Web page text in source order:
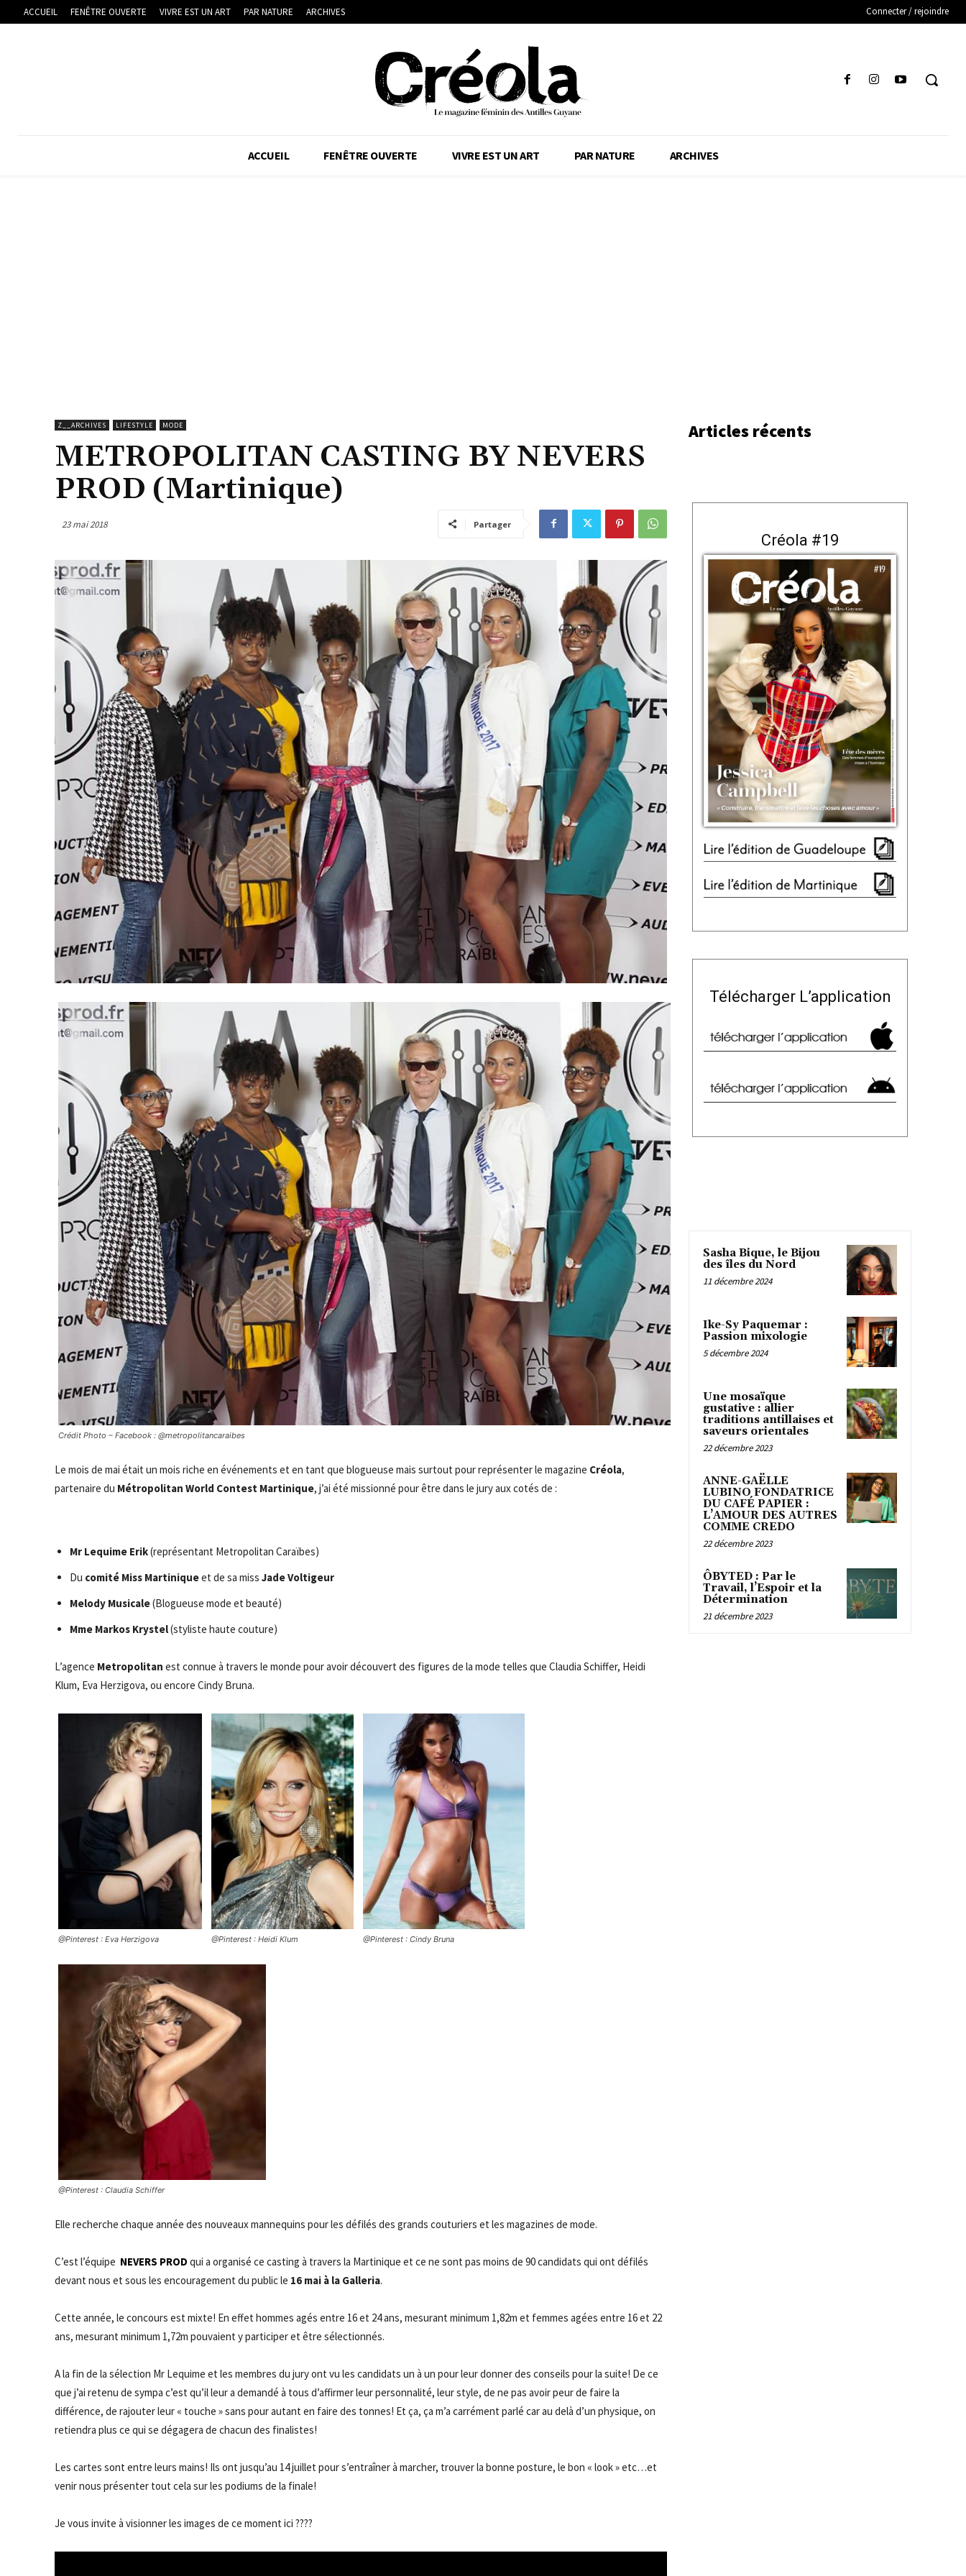
ACCUEIL FENÊTRE OUVERTE VIVRE EST UN ART PAR NATURE ARCHIVES Connecter / rejoindre
ACCUEIL FENÊTRE OUVERTE VIVRE EST UN ART PAR NATURE ARCHIVES
Z__ARCHIVES LIFESTYLE MODE
METROPOLITAN CASTING BY NEVERS
PROD (Martinique)
23 mai 2018 Partager
Crédit Photo – Facebook : @metropolitancaraibes
Le mois de mai était un mois riche en événements et en tant que blogueuse mais surtout pour représenter le magazine Créola,
partenaire du Métropolitan World Contest Martinique, j’ai été missionné pour être dans le jury aux cotés de :
Mr Lequime Erik(représentant Metropolitan Caraïbes)
Du comité Miss Martiniqueet de sa miss Jade Voltigeur
Melody Musicale(Blogueuse mode et beauté)
Mme Markos Krystel(styliste haute couture)
L’agence Metropolitan est connue à travers le monde pour avoir découvert des figures de la mode telles que Claudia Schiffer, Heidi
Klum, Eva Herzigova, ou encore Cindy Bruna.
@Pinterest : Eva Herzigova @Pinterest : Heidi Klum @Pinterest : Cindy Bruna
@Pinterest : Claudia Schiffer
Elle recherche chaque année des nouveaux mannequins pour les défilés des grands couturiers et les magazines de mode.
C’est l’équipe NEVERS PROD qui a organisé ce casting à travers la Martinique et ce ne sont pas moins de 90 candidats qui ont défilés
devant nous et sous les encouragement du public le 16 mai à la Galleria.
Cette année, le concours est mixte! En effet hommes agés entre 16 et 24 ans, mesurant minimum 1,82m et femmes agées entre 16 et 22
ans, mesurant minimum 1,72m pouvaient y participer et être sélectionnés.
A la fin de la sélection Mr Lequime et les membres du jury ont vu les candidats un à un pour leur donner des conseils pour la suite! De ce
que j’ai retenu de sympa c’est qu’il leur a demandé à tous d’affirmer leur personnalité, leur style, de ne pas avoir peur de faire la
différence, de rajouter leur « touche » sans pour autant en faire des tonnes! Et ça, ça m’a carrément parlé car au delà d’un physique, on
retiendra plus ce qui se dégagera de chacun des finalistes!
Les cartes sont entre leurs mains! Ils ont jusqu’au 14 juillet pour s’entraîner à marcher, trouver la bonne posture, le bon « look » etc…et
venir nous présenter tout cela sur les podiums de la finale!
Je vous invite à visionner les images de ce moment ici ????
Articles récents
Créola #19
Télécharger L’application
Sasha Bique, le Bijou
des îles du Nord
11 décembre 2024
Ike-Sy Paquemar :
Passion mixologie
5 décembre 2024
Une mosaïque
gustative : allier
traditions antillaises et
saveurs orientales
22 décembre 2023
ANNE-GAËLLE
LUBINO FONDATRICE
DU CAFÉ PAPIER :
L’AMOUR DES AUTRES
COMME CREDO
22 décembre 2023
ÔBYTED : Par le
Travail, l’Espoir et la
Détermination
21 décembre 2023